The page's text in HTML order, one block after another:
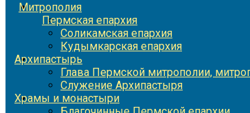
Митрополия
Пермская епархия
Соликамская епархия
Кудымкарская епархия
Архипастырь
Глава Пермской митрополии,
Служение Архипастыря
Храмы и монастыри